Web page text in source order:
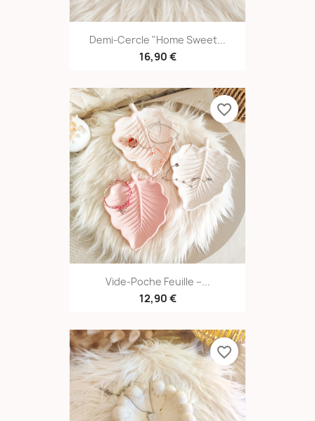
Demi-Cercle "Home Sweet...
16,90 €
Vide-Poche Feuille –...
12,90 €
favorite_border
favorite_border